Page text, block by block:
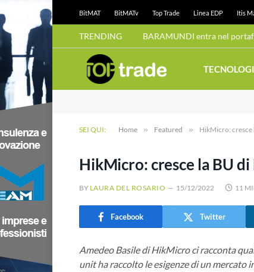
BitMAT BitMATv Top Trade Linea EDP Itis
TRENDING BARAMUNDI entra nel
SEI QUI: Home » Featured » HikMicro: cresce
HikMicro: cresce la BU
BY LAURA DEL ROSARIO 15/12/2022 11
Facebook Twitter
Amedeo Basile di HikMicro ci racconta
unit ha raccolto le esigenze di un mercato